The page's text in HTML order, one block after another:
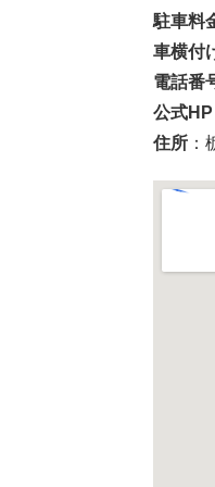
駐車料
車横付
電話番
公式HP
住所